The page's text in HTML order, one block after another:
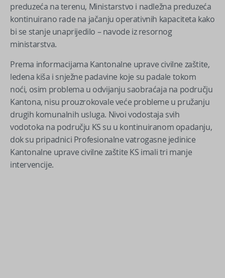
preduzeća na terenu, Ministarstvo i nadležna preduzeća
kontinuirano rade na jačanju operativnih kapaciteta kako
bi se stanje unaprijedilo – navode iz resornog
ministarstva.
Prema informacijama Kantonalne uprave civilne zaštite,
ledena kiša i snježne padavine koje su padale tokom
noći, osim problema u odvijanju saobraćaja na području
Kantona, nisu prouzrokovale veće probleme u pružanju
drugih komunalnih usluga. Nivoi vodostaja svih
vodotoka na području KS su u kontinuiranom opadanju,
dok su pripadnici Profesionalne vatrogasne jedinice
Kantonalne uprave civilne zaštite KS imali tri manje
intervencije.